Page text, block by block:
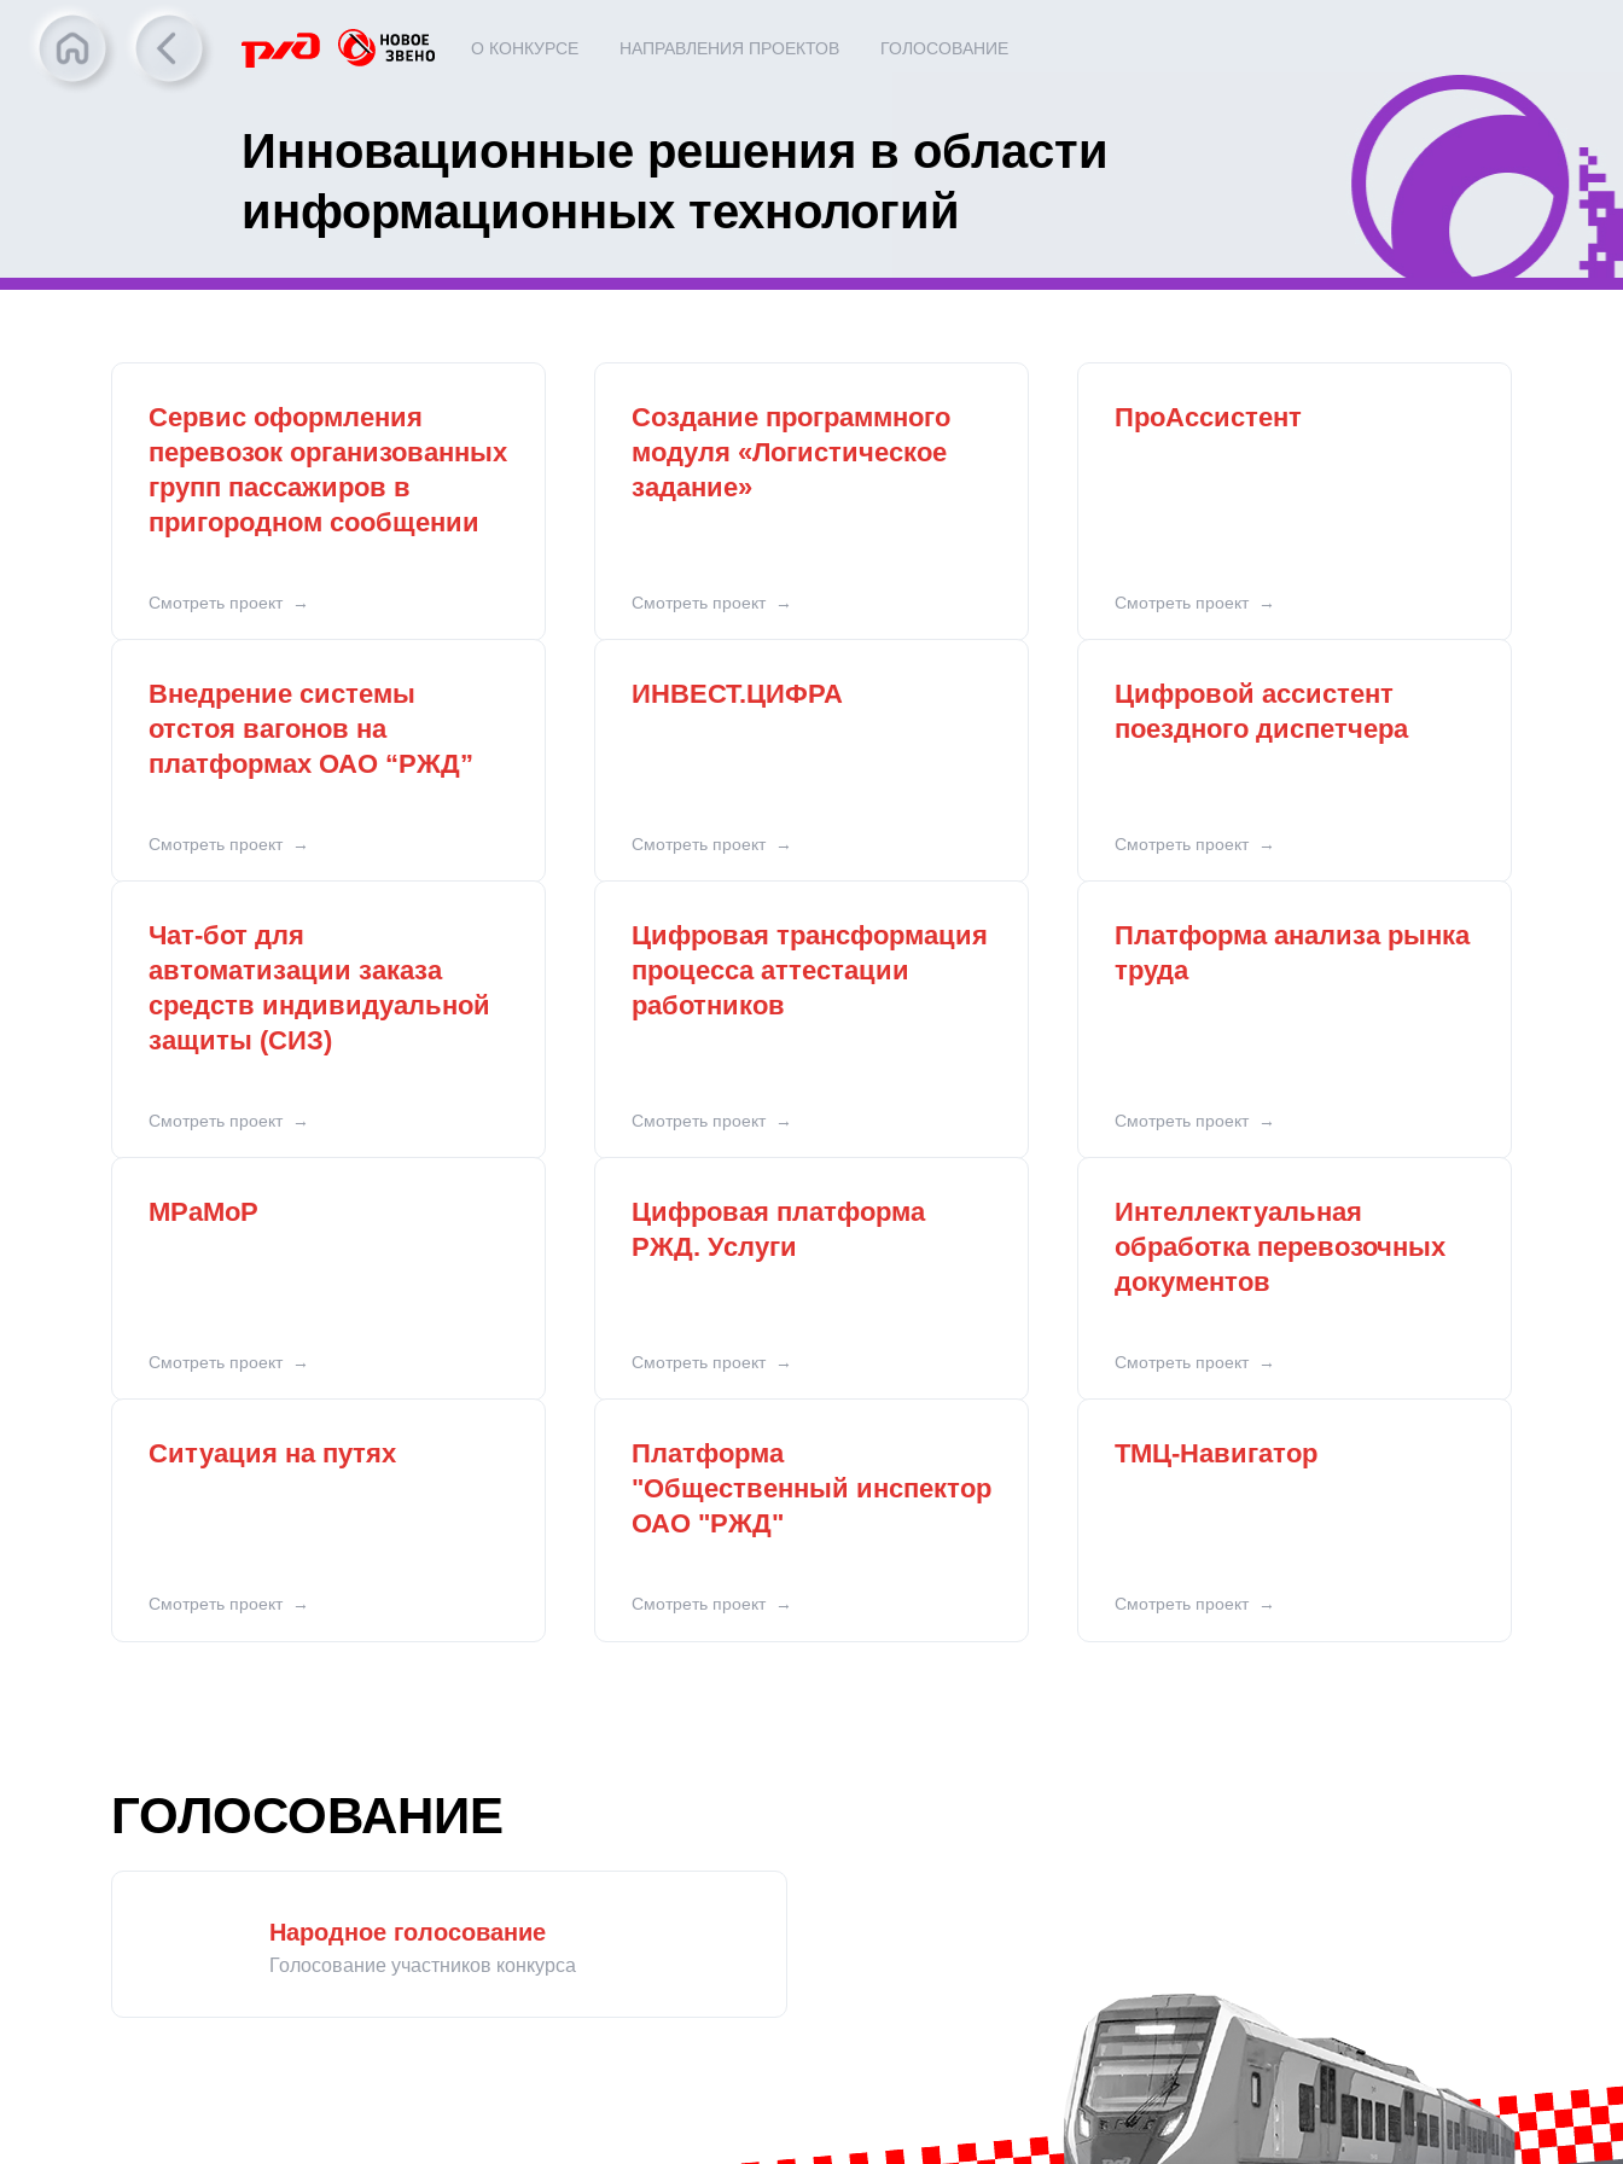
О КОНКУРСЕ НАПРАВЛЕНИЯ ПРОЕКТОВ ГОЛОСОВАНИЕ
Инновационные решения в области
информационных технологий
Сервис оформления
перевозок организованных
групп пассажиров в
пригородном сообщении
Смотреть проект
Создание программного
модуля «Логистическое
задание»
Смотреть проект
ПроАссистент
Смотреть проект
Внедрение системы
отстоя вагонов на
платформах ОАО “РЖД”
Смотреть проект
ИНВЕСТ.ЦИФРА
Смотреть проект
Цифровой ассистент
поездного диспетчера
Смотреть проект
Чат-бот для
автоматизации заказа
средств индивидуальной
защиты (СИЗ)
Смотреть проект
Цифровая трансформация
процесса аттестации
работников
Смотреть проект
Платформа анализа рынка
труда
Смотреть проект
МРаМоР
Смотреть проект
Цифровая платформа
РЖД. Услуги
Смотреть проект
Интеллектуальная
обработка перевозочных
документов
Смотреть проект
Ситуация на путях
Смотреть проект
Платформа
"Общественный инспектор
ОАО "РЖД"
Смотреть проект
ТМЦ-Навигатор
Смотреть проект
ГОЛОСОВАНИЕ
Народное голосование
Голосование участников конкурса